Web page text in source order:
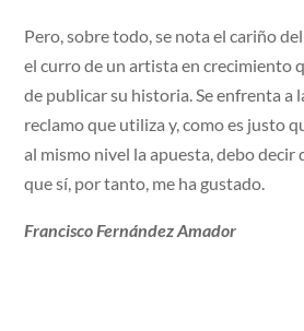
Pero, sobre todo, se nota el cariño
el curro de un artista en crecimiento
de publicar su historia. Se enfrenta a
reclamo que utiliza y, como es justo
al mismo nivel la apuesta, debo decir
que sí, por tanto, me ha gustado.
Francisco Fernández Amador